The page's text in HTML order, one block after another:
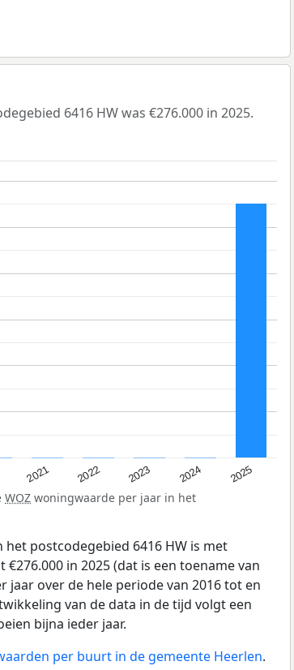
6416 HW was €276.000 in 2025.
2021 2022 2023 2024 2025
WOZ woningwaarde per jaar in het
postcodegebied 6416 HW is met
in 2025 (dat is een toename van
jaar over de hele periode van 2016 tot en
van de data in de tijd volgt een
bijna ieder jaar.
per buurt in de gemeente Heerlen.